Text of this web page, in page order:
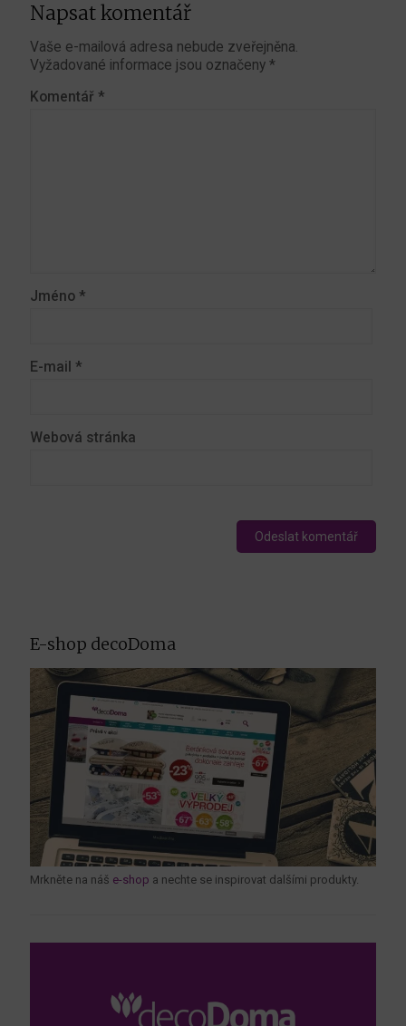
Napsat komentář
Vaše e-mailová adresa nebude zveřejněna.
Vyžadované informace jsou označeny *
Komentář *
Jméno *
E-mail *
Webová stránka
E-shop decoDoma
Mrkněte na náš e-shop a nechte se inspirovat dalšími produkty.